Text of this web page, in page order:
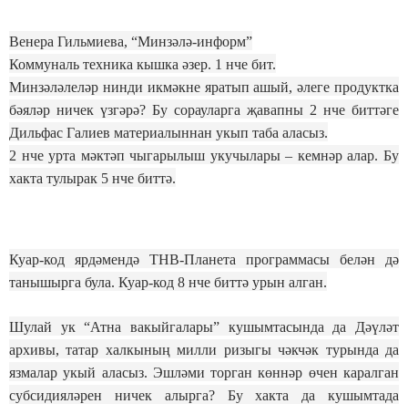
Венера Гильмиева, “Минзәлә-информ”
Коммуналь техника кышка әзер. 1 нче бит.
Минзәләлеләр нинди икмәкне яратып ашый, әлеге продуктка
бәяләр ничек үзгәрә? Бу сорауларга җавапны 2 нче биттәге
Дильфас Галиев материалыннан укып таба аласыз.
2 нче урта мәктәп чыгарылыш укучылары – кемнәр алар. Бу
хакта тулырак 5 нче биттә.
Куар-код ярдәмендә ТНВ-Планета программасы белән дә
танышырга була. Куар-код 8 нче биттә урын алган.
Шулай ук “Атна вакыйгалары” кушымтасында да Дәүләт
архивы, татар халкының милли ризыгы чәкчәк турында да
язмалар укый аласыз. Эшләми торган көннәр өчен каралган
субсидияләрен ничек алырга? Бу хакта да кушымтада